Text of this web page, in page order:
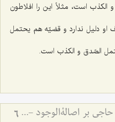
الکذب است، مثلاً این را افلاطون
دلیل ندارد و قضیّه هم یحتمل
الصّدق و الکذب است.
بررسی دلیل ششم مرحوم حاجی بر اصالةالوجود - و امکان تحقق قسم سوم قضایا 6